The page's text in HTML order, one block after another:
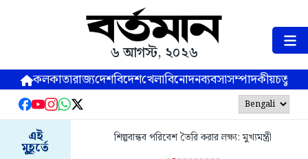
৬ আগস্ট, ২০২৬
কলকাতারাজ্যদেশবিদেশখেলাবিনোদনব্যবসাসম্পাদকীয়
এই
মুহূর্তে
শিল্পবান্ধব পরিবেশ তৈরি করার লক্ষ্য: মুখ্যমন্ত্রী